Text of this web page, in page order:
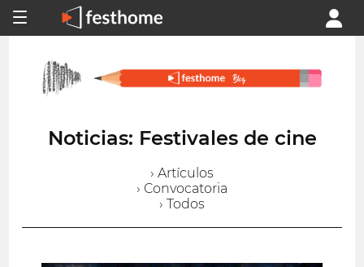
Noticias: Festivales de cine
› Artículos
› Convocatoria
› Todos